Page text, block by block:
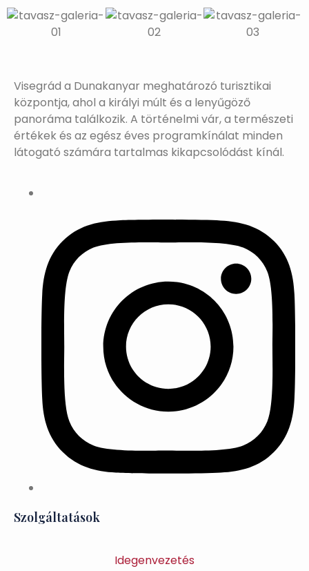
Visegrád a Dunakanyar meghatározó turisztikai
központja, ahol a királyi múlt és a lenyűgöző
panoráma találkozik. A történelmi vár, a természeti
értékek és az egész éves programkínálat minden
látogató számára tartalmas kikapcsolódást kínál.
Szolgáltatások
Idegenvezetés